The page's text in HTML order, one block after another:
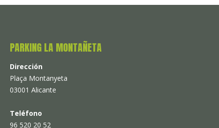
Facebook
X
PARKING LA MONTAÑETA
Dirección
Plaça Montanyeta
03001 Alicante
Teléfono
96 520 20 52